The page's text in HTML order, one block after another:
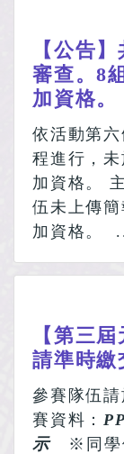
【公告
審查。8
加資格。
依活動第
程進行，
加資格。 主辦單位已進行通知，以下8組隊
伍未上傳
加
【第三
請準時繳
參賽隊伍請
賽資料：
示※同學們也可以透過MS Teams遠端同